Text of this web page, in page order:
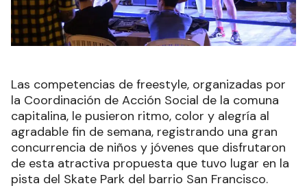
Las competencias de freestyle, organizadas por
la Coordinación de Acción Social de la comuna
capitalina, le pusieron ritmo, color y alegría al
agradable fin de semana, registrando una gran
concurrencia de niños y jóvenes que disfrutaron
de esta atractiva propuesta que tuvo lugar en la
pista del Skate Park del barrio San Francisco.